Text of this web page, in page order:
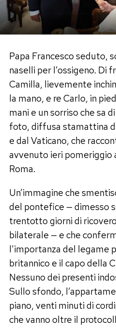
Papa Francesco seduto,
naselli per l’ossigeno. Di
Camilla, lievemente
la mano, e re Carlo, in
mani e un sorriso che sa
foto, diffusa stamattina
e dal Vaticano, che
avvenuto ieri pomeriggio
Roma.
Un’immagine che
del pontefice — dimesso
trentotto giorni di
bilaterale — e che
l’importanza del legame
britannico e il capo della
Nessuno dei presenti
Sullo sfondo,
piano, venti minuti di
che vanno oltre il